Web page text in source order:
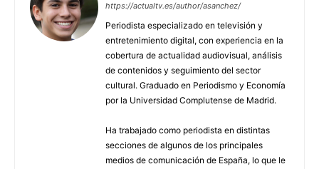
https://actualtv.es/author/asanchez/
Periodista especializado en televisión y
entretenimiento digital, con experiencia en la
cobertura de actualidad audiovisual, análisis
de contenidos y seguimiento del sector
cultural. Graduado en Periodismo y Economía
por la Universidad Complutense de Madrid.
Ha trabajado como periodista en distintas
secciones de algunos de los principales
medios de comunicación de España, lo que le